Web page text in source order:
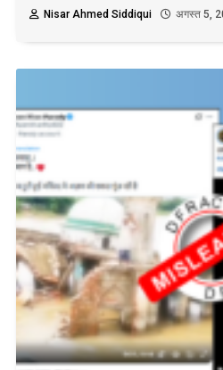
Nisar Ahmed Siddiqui अगस्त 5,